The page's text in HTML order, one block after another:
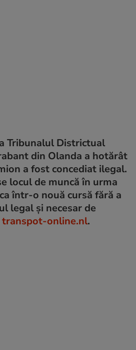
Tribunalul Districtual
din Olanda a hotărât
a fost concediat ilegal.
locul de muncă în urma
într-o nouă cursă fără a
legal și necesar de
transpot-online.nl.